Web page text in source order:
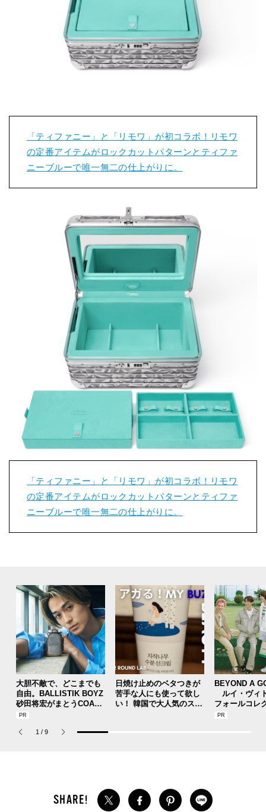
「ティファニー」と「リモワ」が初コラボ！リモワ
の定番アイテムがロックカットパターンとティファ
ニーブルーで唯一無二の仕上がりに。
「ティファニー」と「リモワ」が初コラボ！リモワ
の定番アイテムがロックカットパターンとティファ
ニーブルーで唯一無二の仕上がりに。
大胆不敵で、どこまでも
自由。BALLISTIK BOYZ
砂田将宏がまとうCOACH
の新作フレグランス「コ
パルファム」
日焼け止めのベタつきが
苦手な人にも使って欲し
い！ 韓国で大人気のスト
BEYOND A
ルイ・ヴィ
フォールコレ
描くプレッピ
1 / 9